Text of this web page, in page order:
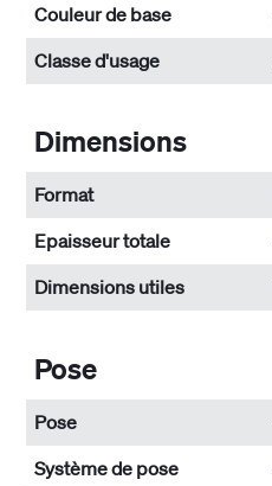
Couleur de base
Classe d'usage
Dimensions
Format
Epaisseur totale
Dimensions utiles
Pose
Pose
Système de pose